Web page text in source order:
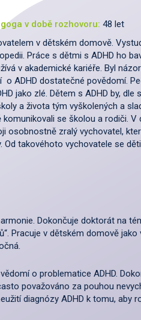
v době rozhovoru: 48 let
v dětském domově.
Práce s dětmi s ADHD ho
v akademické kariéře. Byl
o ADHD dostatečné povědomí.
jako zlé. Dětem s ADHD by, dle
a života tým vyškolených a
komunikovali se školou a rodiči. V
osobnostně zralý vychovatel,
Od takovéhoto vychovatele se
Dokončuje doktorát na
Pracuje v dětském domově jako
o problematice ADHD.
považováno za pouhou
diagnózy ADHD k tomu, aby